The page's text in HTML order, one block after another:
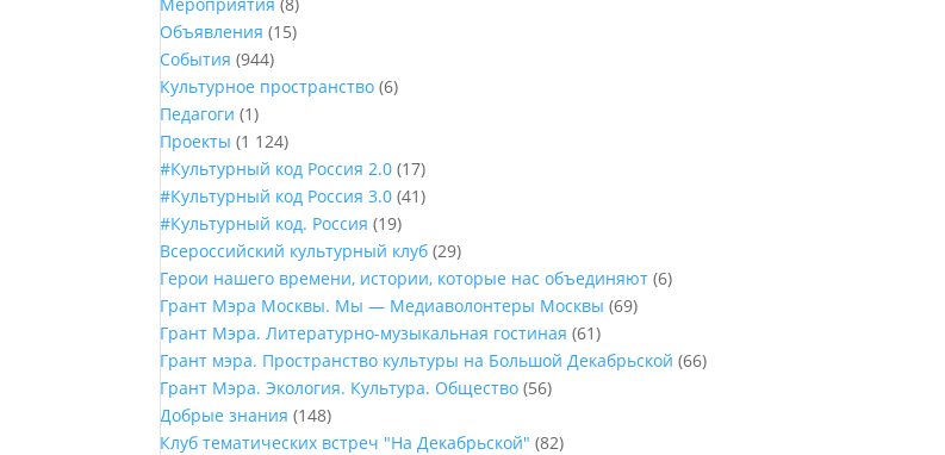
Объявления (15)
События (944)
Культурное пространство (6)
Педагоги (1)
Проекты (1 124)
#Культурный код Россия 2.0 (17)
#Культурный код Россия 3.0 (41)
#Культурный код. Россия (19)
Всероссийский культурный клуб (29)
Герои нашего времени, истории, которые нас объединяют (6)
Грант Мэра Москвы. Мы — Медиаволонтеры Москвы (69)
Грант Мэра. Литературно-музыкальная гостиная (61)
Грант мэра. Пространство культуры на Большой Декабрьской (66)
Грант Мэра. Экология. Культура. Общество (56)
Добрые знания (148)
Клуб тематических встреч "На Декабрьской" (82)